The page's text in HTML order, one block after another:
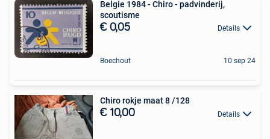
Belgie 1984 - Chiro - padvinderij,
scoutisme
€ 0,05 Details
Boechout 10 sep 24
Chiro rokje maat 8 /128
€ 10,00 Details